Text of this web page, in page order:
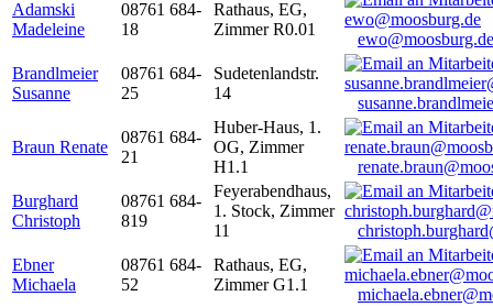
Adamski
Madeleine
08761 684-
18
Rathaus, EG,
Zimmer R0.01
ewo@moosburg.de
Brandlmeier
Susanne
08761 684-
25
Sudetenlandstr.
14
Braun Renate
08761 684-
21
Huber-Haus, 1.
OG, Zimmer
H1.1
Burghard
Christoph
08761 684-
819
Feyerabendhaus,
1. Stock, Zimmer
11
Ebner
Michaela
08761 684-
52
Rathaus, EG,
Zimmer G1.1